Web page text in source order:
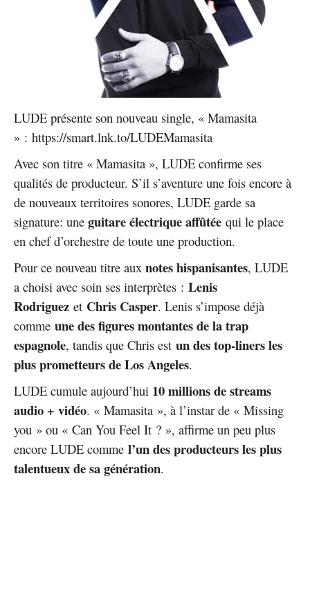
LUDE présente son nouveau single, « Mamasita
» : https://smart.lnk.to/LUDEMamasita
Avec son titre « Mamasita », LUDE confirme ses
qualités de producteur. S’il s’aventure une fois encore à
de nouveaux territoires sonores, LUDE garde sa
signature: une guitare électrique affûtée qui le place
en chef d’orchestre de toute une production.
Pour ce nouveau titre aux notes hispanisantes, LUDE
a choisi avec soin ses interprètes : Lenis
Rodriguez et Chris Casper. Lenis s’impose déjà
comme une des figures montantes de la trap
espagnole, tandis que Chris est un des top-liners les
plus prometteurs de Los Angeles.
LUDE cumule aujourd’hui 10 millions de streams
audio + vidéo. « Mamasita », à l’instar de « Missing
you » ou « Can You Feel It ? », affirme un peu plus
encore LUDE comme l’un des producteurs les plus
talentueux de sa génération.